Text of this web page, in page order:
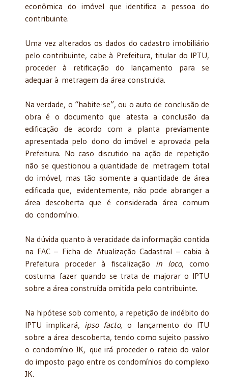
econômica do imóvel que identifica a pessoa do
contribuinte.
Uma vez alterados os dados do cadastro imobiliário
pelo contribuinte, cabe à Prefeitura, titular do IPTU,
proceder à retificação do lançamento para se
adequar à metragem da área construida.
Na verdade, o “habite-se”, ou o auto de conclusão de
obra é o documento que atesta a conclusão da
edificação de acordo com a planta previamente
apresentada pelo dono do imóvel e aprovada pela
Prefeitura. No caso discutido na ação de repetição
não se questionou a quantidade de metragem total
do imóvel, mas tão somente a quantidade de área
edificada que, evidentemente, não pode abranger a
área descoberta que é considerada área comum
do condomínio.
Na dúvida quanto à veracidade da informação contida
na FAC – Ficha de Atualização Cadastral – cabia à
Prefeitura proceder à fiscalização in loco, como
costuma fazer quando se trata de majorar o IPTU
sobre a área construída omitida pelo contribuinte.
Na hipótese sob comento, a repetição de indébito do
IPTU implicará, ipso facto, o lançamento do ITU
sobre a área descoberta, tendo como sujeito passivo
o condomínio JK, que irá proceder o rateio do valor
do imposto pago entre os condomínios do complexo
JK.